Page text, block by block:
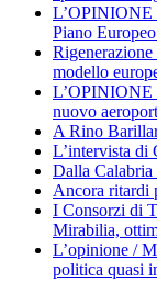
L’OPINIONE
Piano
modello
L’OPINIONE
nuovo
A Rino
L’intervista di
Dalla Calabria
Ancora ritardi
I Consorzi di
Mirabilia,
L’opinione /
politica quasi